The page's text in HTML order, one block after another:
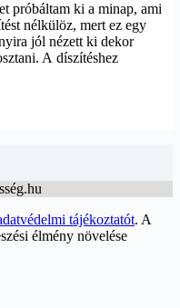
próbáltam ki a minap, ami
nélkülöz, mert ez egy
jól nézett ki dekor
A díszítéshez
tájékoztatót. A
élmény növelése